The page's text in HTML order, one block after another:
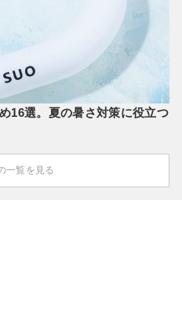
16選。夏の暑さ対策に役立つ
一覧を見る